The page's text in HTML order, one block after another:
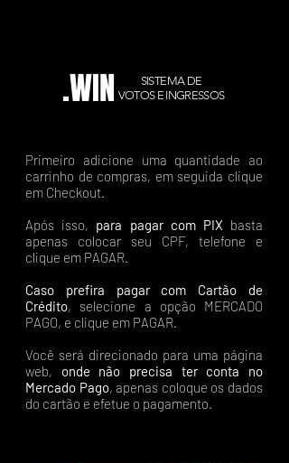
.WIN
SISTEMA DE
VOTOS E INGRESSOS
Primeiro adicione uma quantidade ao
carrinho de compras, em seguida clique
em Checkout.
Após isso, para pagar com PIX basta
apenas colocar seu CPF, telefone e
clique em PAGAR.
Caso prefira pagar com Cartão de
Crédito, selecione a opção MERCADO
PAGO, e clique em PAGAR.
Você será direcionado para uma página
web, onde não precisa ter conta no
Mercado Pago, apenas coloque os dados
do cartão e efetue o pagamento.